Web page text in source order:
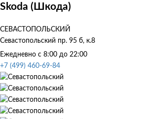
Skoda (Шкода)
СЕВАСТОПОЛЬСКИЙ
Севастопольский пр. 95 б, к.8
Ежедневно с 8:00 до 22:00
+7 (499) 460-69-84